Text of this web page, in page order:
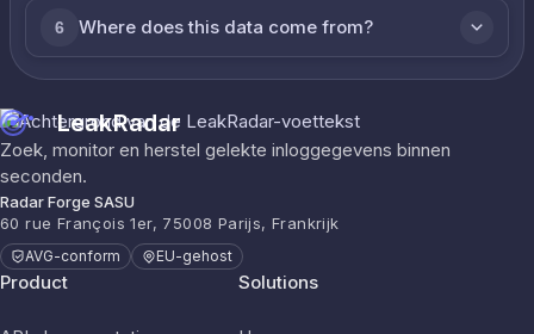
6 Where does this data come from?
LeakRadar
Zoek, monitor en herstel gelekte inloggegevens binnen
seconden.
Radar Forge SASU
60 rue François 1er, 75008 Parijs, Frankrijk
AVG-conform EU-gehost
Product Solutions